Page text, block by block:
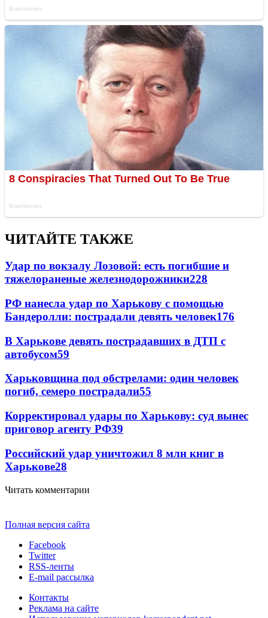
ЧИТАЙТЕ ТАКЖЕ
Удар по вокзалу Лозовой: есть погибшие и
тяжелораненые железнодорожники228
РФ нанесла удар по Харькову с помощью
Бандеролли: пострадали девять человек176
В Харькове девять пострадавших в ДТП с
автобусом59
Харьковщина под обстрелами: один человек
погиб, семеро пострадали55
Корректировал удары по Харькову: суд вынес
приговор агенту РФ39
Российский удар уничтожил 8 млн книг в
Харькове28
Читать комментарии
Полная версия сайта
Facebook
Twitter
RSS-ленты
E-mail рассылка
Контакты
Реклама на сайте